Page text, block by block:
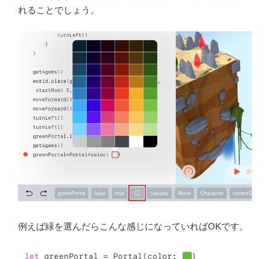
れることでしょう。
例えば緑を選んだらこんな感じになっていればOKです。